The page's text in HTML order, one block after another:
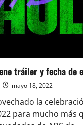
tráiler y fecha de
mayo 18, 2022
la
para mucho más